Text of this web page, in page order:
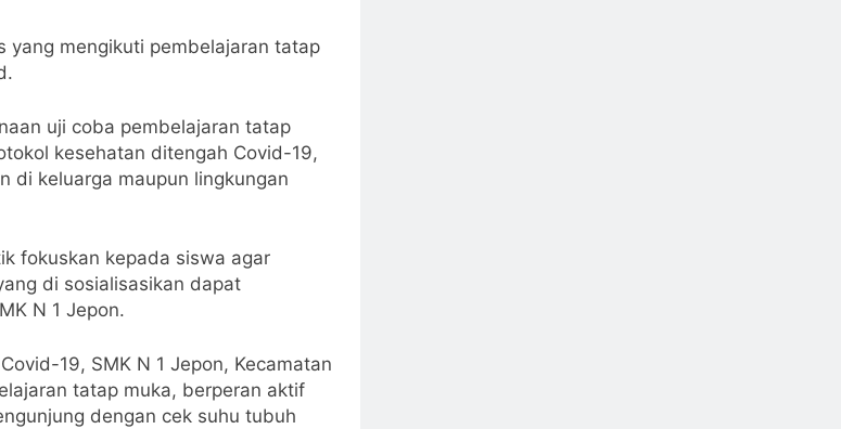
yang mengikuti pembelajaran tatap
uji coba pembelajaran tatap
kesehatan ditengah Covid-19,
di keluarga maupun lingkungan
fokuskan kepada siswa agar
di sosialisasikan dapat
N 1 Jepon.
19, SMK N 1 Jepon, Kecamatan
tatap muka, berperan aktif
dengan cek suhu tubuh